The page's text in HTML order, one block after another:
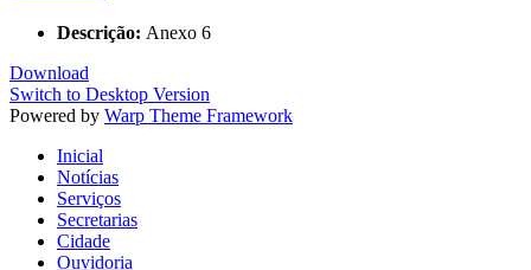
Descrição: Anexo 6
Download
Switch to Desktop Version
Powered by Warp Theme Framework
Inicial
Notícias
Serviços
Secretarias
Cidade
Ouvidoria